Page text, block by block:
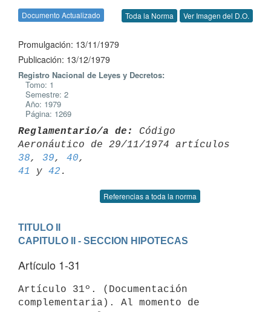
Documento Actualizado Toda la Norma Ver Imagen del D.O.
Promulgación: 13/11/1979
Publicación: 13/12/1979
Registro Nacional de Leyes y Decretos:
Tomo: 1
Semestre: 2
Año: 1979
Página: 1269
Reglamentario/a de:
Código
38, 39, 40
41
y 42
Referencias a toda la norma
TITULO II
CAPITULO II - SECCION HIPOTECAS
Artículo 1-31
Artículo 31º. (Documentación
complementaria). Al momento de